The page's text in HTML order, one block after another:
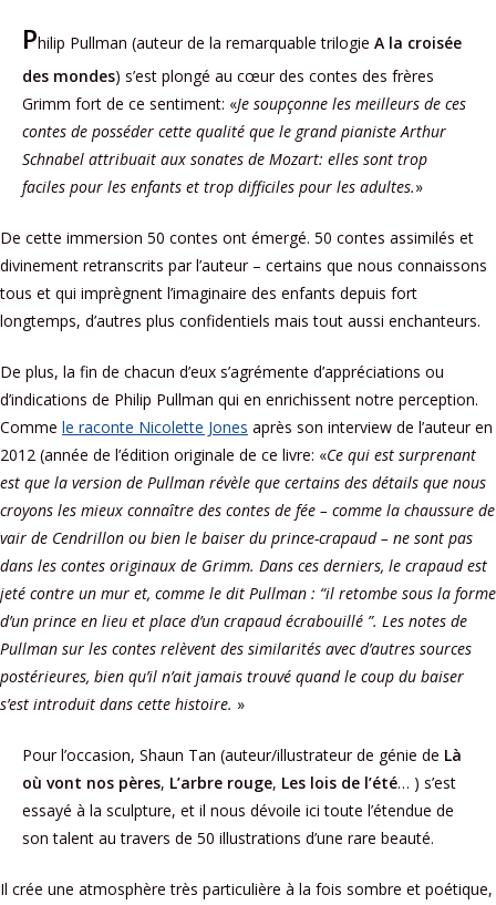
Philip Pullman (auteur de la remarquable trilogie A la croisée
des mondes) s’est plongé au cœur des contes des frères
Grimm fort de ce sentiment: «Je soupçonne les meilleurs de ces
contes de posséder cette qualité que le grand pianiste Arthur
Schnabel attribuait aux sonates de Mozart: elles sont trop
faciles pour les enfants et trop difficiles pour les adultes.»
De cette immersion 50 contes ont émergé. 50 contes assimilés et
divinement retranscrits par l’auteur – certains que nous connaissons
tous et qui imprègnent l’imaginaire des enfants depuis fort
longtemps, d’autres plus confidentiels mais tout aussi enchanteurs.
De plus, la fin de chacun d’eux s’agrémente d’appréciations ou
d’indications de Philip Pullman qui en enrichissent notre perception.
Comme le raconte Nicolette Jones après son interview de l’auteur en
2012 (année de l’édition originale de ce livre: «Ce qui est surprenant
est que la version de Pullman révèle que certains des détails que nous
croyons les mieux connaître des contes de fée – comme la chaussure de
vair de Cendrillon ou bien le baiser du prince-crapaud – ne sont pas
dans les contes originaux de Grimm. Dans ces derniers, le crapaud est
jeté contre un mur et, comme le dit Pullman : “il retombe sous la forme
d’un prince en lieu et place d’un crapaud écrabouillé ”. Les notes de
Pullman sur les contes relèvent des similarités avec d’autres sources
postérieures, bien qu’il n’ait jamais trouvé quand le coup du baiser
s’est introduit dans cette histoire. »
Pour l’occasion, Shaun Tan (auteur/illustrateur de génie de Là
où vont nos pères, L’arbre rouge, Les lois de l’été… ) s’est
essayé à la sculpture, et il nous dévoile ici toute l’étendue de
son talent au travers de 50 illustrations d’une rare beauté.
Il crée une atmosphère très particulière à la fois sombre et poétique,